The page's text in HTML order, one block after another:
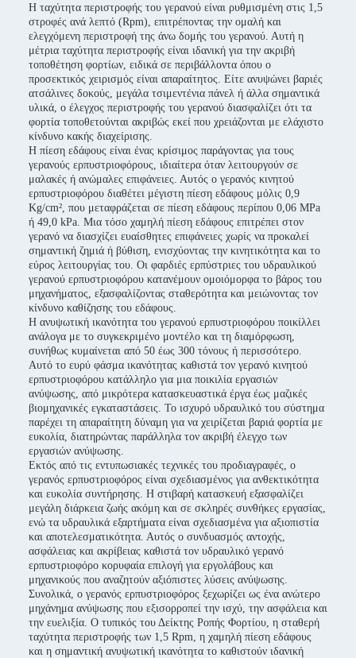
Η ταχύτητα περιστροφής του γερανού είναι ρυθμισμένη στις 1,5
στροφές ανά λεπτό (Rpm), επιτρέποντας την ομαλή και
ελεγχόμενη περιστροφή της άνω δομής του γερανού. Αυτή η
μέτρια ταχύτητα περιστροφής είναι ιδανική για την ακριβή
τοποθέτηση φορτίων, ειδικά σε περιβάλλοντα όπου ο
προσεκτικός χειρισμός είναι απαραίτητος. Είτε ανυψώνει βαριές
ατσάλινες δοκούς, μεγάλα τσιμεντένια πάνελ ή άλλα σημαντικά
υλικά, ο έλεγχος περιστροφής του γερανού διασφαλίζει ότι τα
φορτία τοποθετούνται ακριβώς εκεί που χρειάζονται με ελάχιστο
κίνδυνο κακής διαχείρισης.
Η πίεση εδάφους είναι ένας κρίσιμος παράγοντας για τους
γερανούς ερπυστριοφόρους, ιδιαίτερα όταν λειτουργούν σε
μαλακές ή ανώμαλες επιφάνειες. Αυτός ο γερανός κινητού
ερπυστριοφόρου διαθέτει μέγιστη πίεση εδάφους μόλις 0,9
Kg/cm², που μεταφράζεται σε πίεση εδάφους περίπου 0,06 MPa
ή 49,0 kPa. Μια τόσο χαμηλή πίεση εδάφους επιτρέπει στον
γερανό να διασχίζει ευαίσθητες επιφάνειες χωρίς να προκαλεί
σημαντική ζημιά ή βύθιση, ενισχύοντας την κινητικότητα και το
εύρος λειτουργίας του. Οι φαρδιές ερπύστριες του υδραυλικού
γερανού ερπυστριοφόρου κατανέμουν ομοιόμορφα το βάρος του
μηχανήματος, εξασφαλίζοντας σταθερότητα και μειώνοντας τον
κίνδυνο καθίζησης του εδάφους.
Η ανυψωτική ικανότητα του γερανού ερπυστριοφόρου ποικίλλει
ανάλογα με το συγκεκριμένο μοντέλο και τη διαμόρφωση,
συνήθως κυμαίνεται από 50 έως 300 τόνους ή περισσότερο.
Αυτό το ευρύ φάσμα ικανότητας καθιστά τον γερανό κινητού
ερπυστριοφόρου κατάλληλο για μια ποικιλία εργασιών
ανύψωσης, από μικρότερα κατασκευαστικά έργα έως μαζικές
βιομηχανικές εγκαταστάσεις. Το ισχυρό υδραυλικό του σύστημα
παρέχει τη απαραίτητη δύναμη για να χειρίζεται βαριά φορτία με
ευκολία, διατηρώντας παράλληλα τον ακριβή έλεγχο των
εργασιών ανύψωσης.
Εκτός από τις εντυπωσιακές τεχνικές του προδιαγραφές, ο
γερανός ερπυστριοφόρος είναι σχεδιασμένος για ανθεκτικότητα
και ευκολία συντήρησης. Η στιβαρή κατασκευή εξασφαλίζει
μεγάλη διάρκεια ζωής ακόμη και σε σκληρές συνθήκες εργασίας,
ενώ τα υδραυλικά εξαρτήματα είναι σχεδιασμένα για αξιοπιστία
και αποτελεσματικότητα. Αυτός ο συνδυασμός αντοχής,
ασφάλειας και ακρίβειας καθιστά τον υδραυλικό γερανό
ερπυστριοφόρο κορυφαία επιλογή για εργολάβους και
μηχανικούς που αναζητούν αξιόπιστες λύσεις ανύψωσης.
Συνολικά, ο γερανός ερπυστριοφόρος ξεχωρίζει ως ένα ανώτερο
μηχάνημα ανύψωσης που εξισορροπεί την ισχύ, την ασφάλεια και
την ευελιξία. Ο τυπικός του Δείκτης Ροπής Φορτίου, η σταθερή
ταχύτητα περιστροφής των 1,5 Rpm, η χαμηλή πίεση εδάφους
και η σημαντική ανυψωτική ικανότητα το καθιστούν ιδανική